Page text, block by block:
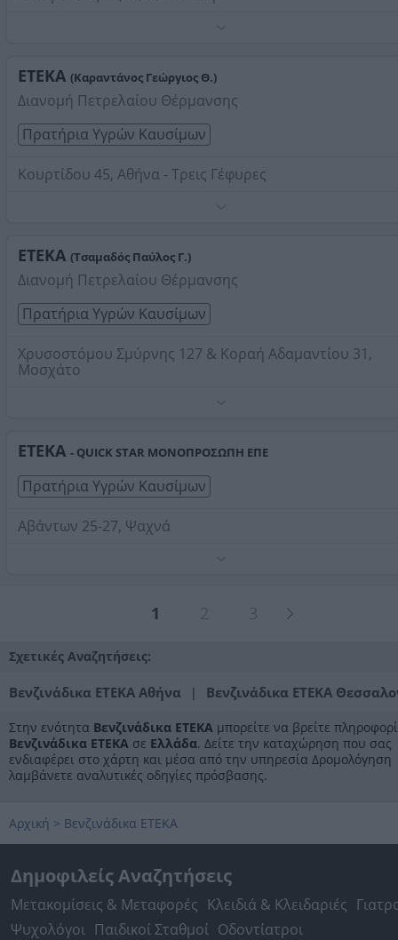
ΕΤΕΚΑ (Καραντάνος Γεώργιος Θ.)
Διανομή Πετρελαίου Θέρμανσης
Πρατήρια Υγρών Καυσίμων
Κουρτίδου 45, Αθήνα - Τρεις Γέφυρες
ΕΤΕΚΑ (Τσαμαδός Παύλος Γ.)
Διανομή Πετρελαίου Θέρμανσης
Πρατήρια Υγρών Καυσίμων
Χρυσοστόμου Σμύρνης 127 & Κοραή Αδαμαντίου 31,
Μοσχάτο
Στοιχεία αναζήτησης:Βενζινάδικα ΕΤΕΚΑ
ETEKA - QUICK STAR ΜΟΝΟΠΡΟΣΩΠΗ ΕΠΕ
Πρατήρια Υγρών Καυσίμων
Αβάντων 25-27, Ψαχνά
1 2 3
Σχετικές Αναζητήσεις:
Βενζινάδικα ΕΤΕΚΑ Αθήνα | Βενζινάδικα ΕΤΕΚΑ
Στην ενότητα Βενζινάδικα ΕΤΕΚΑ μπορείτε να βρείτε
Βενζινάδικα ΕΤΕΚΑ σε Ελλάδα. Δείτε την καταχώρηση που σας
ενδιαφέρει στο χάρτη και μέσα από την υπηρεσία Δρομολόγηση
λαμβάνετε αναλυτικές οδηγίες πρόσβασης.
Αρχική > Βενζινάδικα ΕΤΕΚΑ
Δημοφιλείς Αναζητήσεις
Μετακομίσεις & Μεταφορές Κλειδιά & Κλειδαριές
Ψυχολόγοι Παιδικοί Σταθμοί Οδοντίατροι